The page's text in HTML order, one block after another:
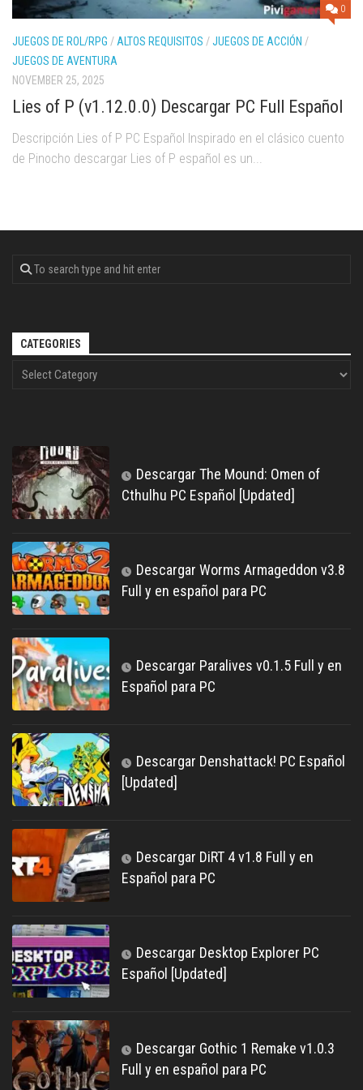
0
JUEGOS DE ROL/RPG / ALTOS REQUISITOS /JUEGOS DE ACCIÓN /
JUEGOS DE AVENTURA
NOVEMBER 25, 2025
Lies of P (v1.12.0.0) Descargar PC Full Español
Descripción Lies of P PC Español Inspirado en el clásico cuento
de Pinocho descargar Lies of P español es un...
CATEGORIES
Descargar The Mound: Omen of
Cthulhu PC Español [Updated]
Descargar Worms Armageddon v3.8
Full y en español para PC
Descargar Paralives v0.1.5 Full y en
Español para PC
Descargar Denshattack! PC Español
[Updated]
Descargar DiRT 4 v1.8 Full y en
Español para PC
Descargar Desktop Explorer PC
Español [Updated]
Descargar Gothic 1 Remake v1.0.3
Full y en español para PC